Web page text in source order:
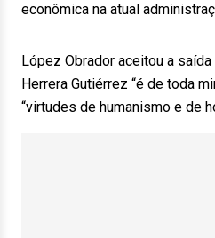
econômica na atual
López Obrador aceitou a
Herrera Gutiérrez “é de toda
“virtudes de humanismo e de